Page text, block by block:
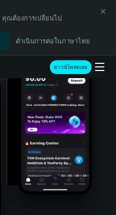
คุณต้องการเปลี่ยนไป
ดำเนินการต่อในภาษาไทย
ดาวน์โหลดเลย